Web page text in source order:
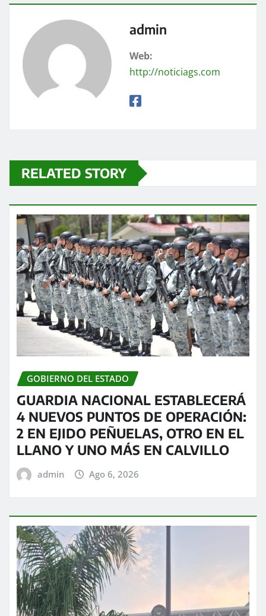
admin
Web:
http://noticiags.com
RELATED STORY
GOBIERNO DEL ESTADO
GUARDIA NACIONAL ESTABLECERÁ
4 NUEVOS PUNTOS DE OPERACIÓN:
2 EN EJIDO PEÑUELAS, OTRO EN EL
LLANO Y UNO MÁS EN CALVILLO
admin Ago 6, 2026